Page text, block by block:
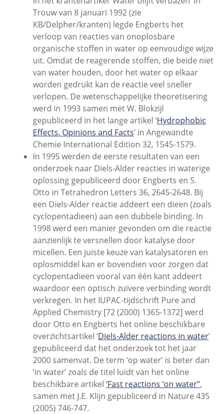
Trouw van 8 januari 1992 (zie
KB/Delpher/kranten) legde Engberts het
verloop van reacties van onoplosbare
organische stoffen in water op eenvoudige wijze
uit. Omdat de reagerende stoffen, die beide niet
van water houden, door het water op elkaar
worden gedrukt kan de reactie veel sneller
verlopen. De wetenschappelijke theoretisering
werd in 1993 samen met W. Blokzijl
gepubliceerd in het lange artikel ‘Hydrophobic
Effects. Opinions and Facts’ in Angewandte
Chemie International Edition 32, 1545-1579.
In 1995 werden de eerste resultaten van een
onderzoek naar Diels-Alder reacties in waterige
oplossing gepubliceerd door Engberts en S.
Otto in Tetrahedron Letters 36, 2645-2648. Bij
een Diels-Alder reactie addeert een dieen (zoals
cyclopentadieen) aan een dubbele binding. In
1998 werd een manier gevonden om die reactie
aanzienlijk te versnellen door katalyse door
micellen. Een juiste keuze van katalysatoren en
oplosmiddel kan er bovendien voor zorgen dat
cyclopentadieen vooral van één kant addeert
waardoor een optisch zuivere verbinding wordt
verkregen. In het IUPAC-tijdschrift Pure and
Applied Chemistry [72 (2000) 1365-1372] werd
door Otto en Engberts het online beschikbare
overzichtsartikel ‘Diels-Alder reactions in water’
gepubliceerd dat het onderzoek tot het jaar
2000 samenvat. De term ‘op water’ is beter dan
‘in water’ zoals de titel luidt van het online
beschikbare artikel ‘Fast reactions ‘on water’’,
samen met J.E. Klijn gepubliceerd in Nature 435
(2005) 746-747.